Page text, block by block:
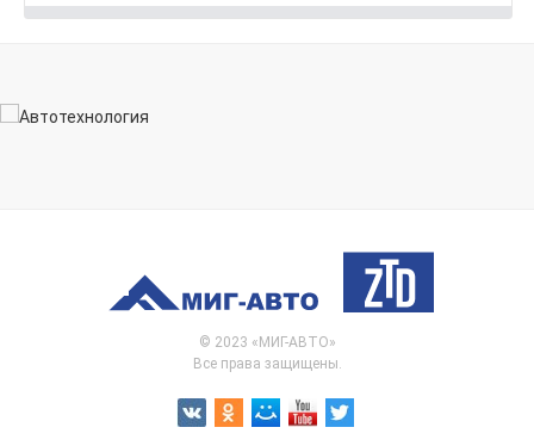
© 2023 «МИГ-АВТО»
Все права защищены.